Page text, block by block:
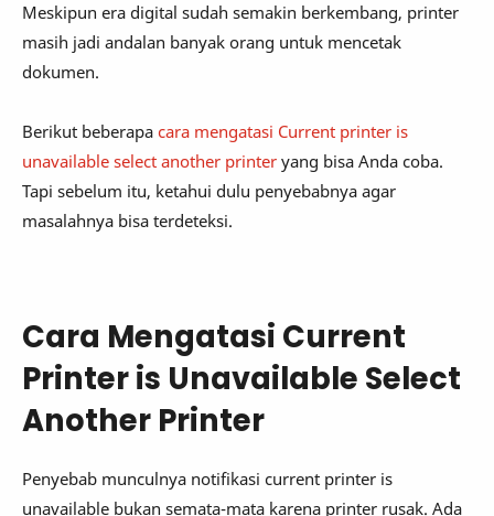
Meskipun era digital sudah semakin berkembang, printer
masih jadi andalan banyak orang untuk mencetak
dokumen.
Berikut beberapa cara mengatasi Current printer is
unavailable select another printer yang bisa Anda coba.
Tapi sebelum itu, ketahui dulu penyebabnya agar
masalahnya bisa terdeteksi.
Cara Mengatasi Current
Printer is Unavailable Select
Another Printer
Penyebab munculnya notifikasi current printer is
unavailable bukan semata-mata karena printer rusak. Ada